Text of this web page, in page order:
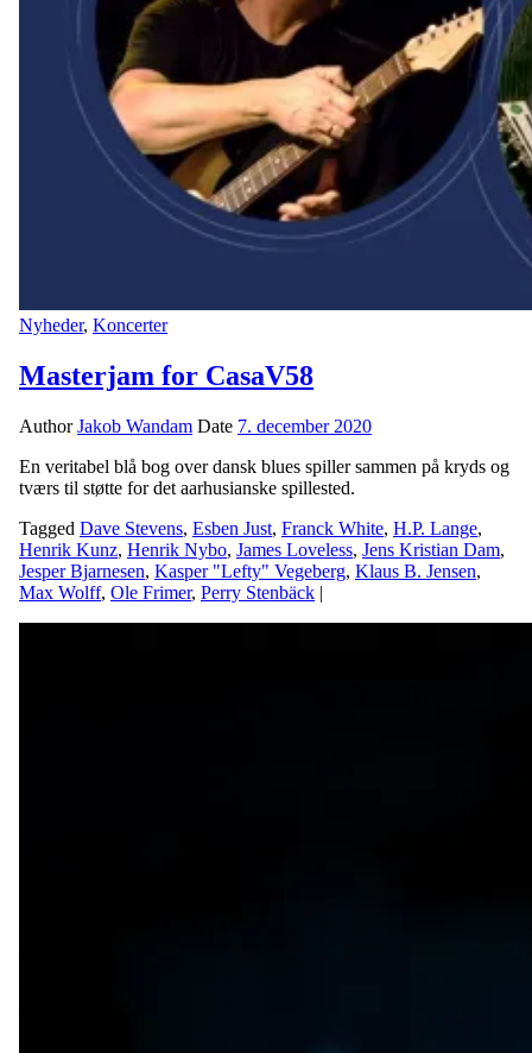
Nyheder, Koncerter
Masterjam for CasaV58
AuthorJakob Wandam Date 7. december 2020
En veritabel blå bog over dansk blues spiller sammen på kryds og
tværs til støtte for det aarhusianske spillested.
Tagged Dave Stevens, Esben Just, Franck White, H.P. Lange,
Henrik Kunz, Henrik Nybo, James Loveless, Jens Kristian Dam,
Jesper Bjarnesen, Kasper "Lefty" Vegeberg, Klaus B. Jensen,
Max Wolff, Ole Frimer, Perry Stenbäck |